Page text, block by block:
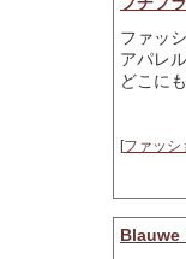
ファッ
アパレ
どこに
[ファッシ
Blauwe